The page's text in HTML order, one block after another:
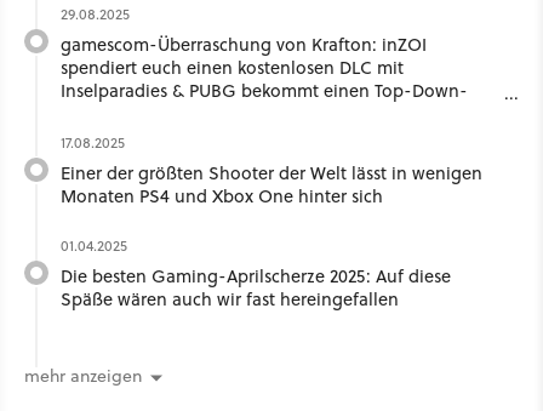
29.08.2025
gamescom-Überraschung von Krafton: inZOI
spendiert euch einen kostenlosen DLC mit
Inselparadies & PUBG bekommt einen Top-Down-
17.08.2025
Einer der größten Shooter der Welt lässt in wenigen
Monaten PS4 und Xbox One hinter sich
01.04.2025
Die besten Gaming-Aprilscherze 2025: Auf diese
Späße wären auch wir fast hereingefallen
mehr anzeigen